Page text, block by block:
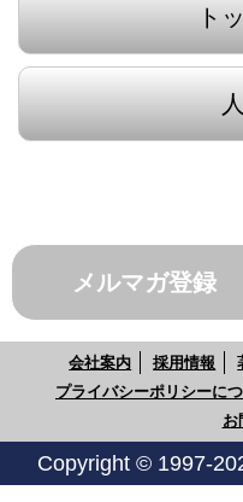
ト
メルマガ登録
会社案内 採用情報
プライバシーポリシーに
お
Copyright © 1997-